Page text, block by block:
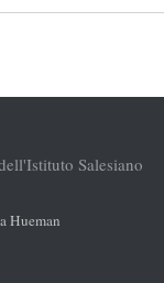
Salesiano
Hueman